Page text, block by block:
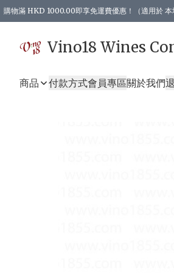
購物滿 HKD 1000.00即享免運費優惠！（適用於 本
Vino18 Wines
商品 付款方式會員專區關於我們